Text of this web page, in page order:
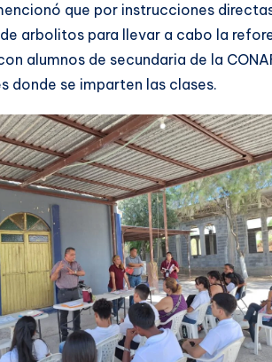
que por instrucciones
arbolitos para llevar a cabo la
alumnos de secundaria de la
donde se imparten las clases.